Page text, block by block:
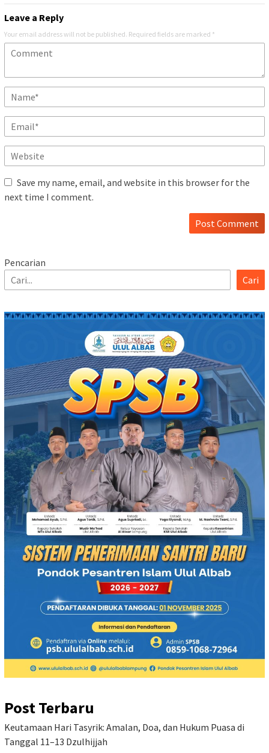
Leave a Reply
Your email address will not be published. Required fields are marked *
Save my name, email, and website in this browser for the
next time I comment.
Pencarian
Cari
Post Terbaru
Keutamaan Hari Tasyrik: Amalan, Doa, dan Hukum Puasa di
Tanggal 11–13 Dzulhijjah